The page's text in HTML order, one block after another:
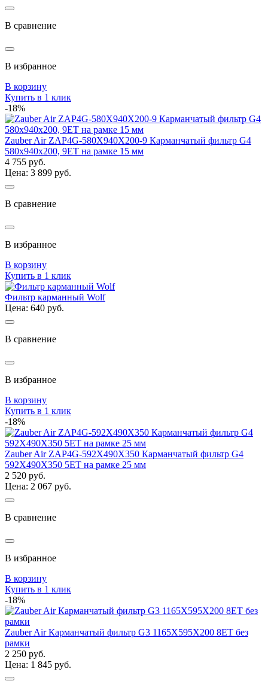
В сравнение
В избранное
В корзину
Купить в 1 клик
-18%
Zauber Air ZAP4G-580Х940Х200-9 Карманчатый фильтр G4
580х940х200, 9ET на рамке 15 мм
4 755 руб.
Цена: 3 899 руб.
В сравнение
В избранное
В корзину
Купить в 1 клик
Фильтр карманный Wolf
Цена: 640 руб.
В сравнение
В избранное
В корзину
Купить в 1 клик
-18%
Zauber Air ZAP4G-592X490X350 Карманчатый фильтр G4
592Х490Х350 5ЕТ на рамке 25 мм
2 520 руб.
Цена: 2 067 руб.
В сравнение
В избранное
В корзину
Купить в 1 клик
-18%
Zauber Air Карманчатый фильтр G3 1165Х595Х200 8ЕТ без
рамки
2 250 руб.
Цена: 1 845 руб.